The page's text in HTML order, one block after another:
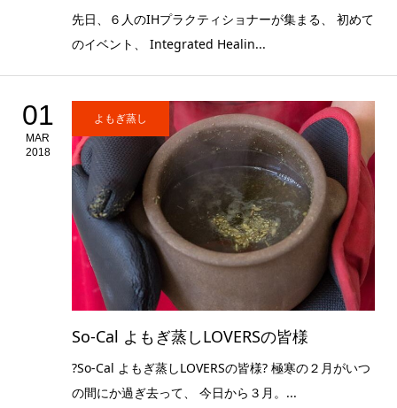
先日、６人のIHプラクティショナーが集まる、 初めて
のイベント、 Integrated Healin...
01
MAR
2018
よもぎ蒸し
So-Cal よもぎ蒸しLOVERSの皆様
?So-Cal よもぎ蒸しLOVERSの皆様? 極寒の２月がいつ
の間にか過ぎ去って、 今日から３月。...